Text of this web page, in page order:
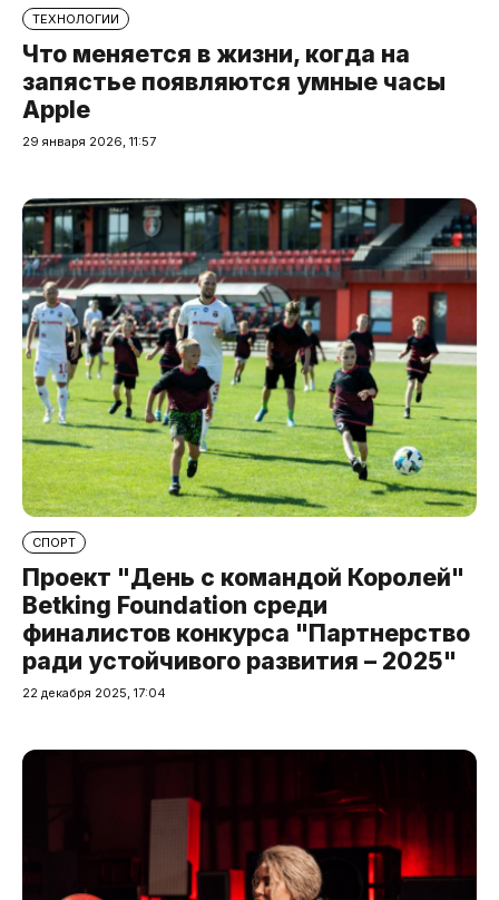
ТЕХНОЛОГИИ
Что меняется в жизни, когда на
запястье появляются умные часы
Apple
29 января 2026, 11:57
СПОРТ
Проект "День с командой Королей"
Betking Foundation среди
финалистов конкурса "Партнерство
ради устойчивого развития – 2025"
22 декабря 2025, 17:04